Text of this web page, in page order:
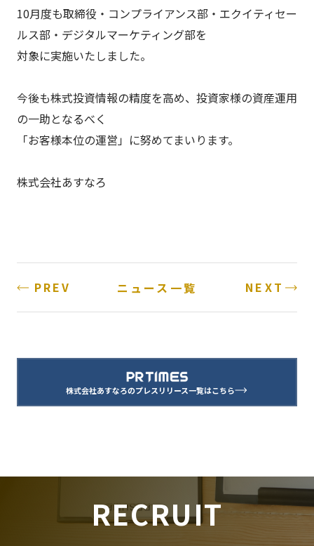
10月度も取締役・コンプライアンス部・エクイティセー
ルス部・デジタルマーケティング部を
対象に実施いたしました。
今後も株式投資情報の精度を高め、投資家様の資産運用
の一助となるべく
「お客様本位の運営」に努めてまいります。
株式会社あすなろ
PREV NEXT
ニュース一覧
株式会社あすなろのプレスリリース一覧はこちら
RECRUIT